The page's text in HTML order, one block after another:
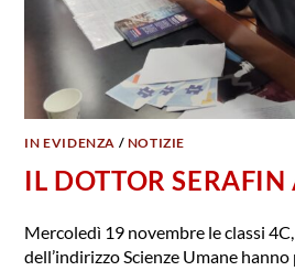
IN EVIDENZA / NOTIZIE
IL DOTTOR SERAFIN
Mercoledì 19 novembre le classi
dell’indirizzo Scienze Umane